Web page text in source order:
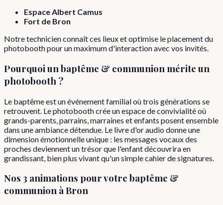
Espace Albert Camus
Fort de Bron
Notre technicien connaît ces lieux et optimise le placement du
photobooth pour un maximum d'interaction avec vos invités.
Pourquoi un baptême & communion mérite un
photobooth ?
Le baptême est un événement familial où trois générations se
retrouvent. Le photobooth crée un espace de convivialité où
grands-parents, parrains, marraines et enfants posent ensemble
dans une ambiance détendue. Le livre d'or audio donne une
dimension émotionnelle unique : les messages vocaux des
proches deviennent un trésor que l'enfant découvrira en
grandissant, bien plus vivant qu'un simple cahier de signatures.
Nos 3 animations pour votre baptême &
communion àBron